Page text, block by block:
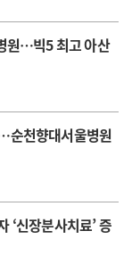
원…빅5 최고 아산
순천향대서울병원
‘신장분사치료’ 증